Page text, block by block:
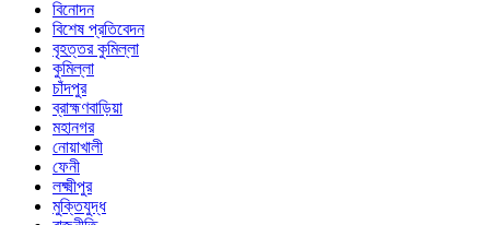
বিনোদন
বিশেষ প্রতিবেদন
বৃহত্তর কুমিল্লা
কুমিল্লা
চাঁদপুর
ব্রাহ্মণবাড়িয়া
মহানগর
নোয়াখালী
ফেনী
লক্ষ্মীপুর
মুক্তিযুদ্ধ